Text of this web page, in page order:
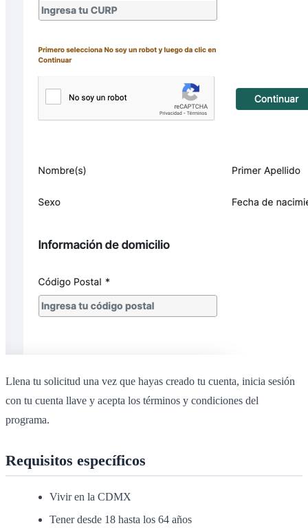
Llena tu solicitud una vez que hayas creado tu cuenta, inicia sesión
con tu cuenta llave y acepta los términos y condiciones del
programa.
Requisitos específicos
Vivir en la CDMX
Tener desde 18 hasta los 64 años